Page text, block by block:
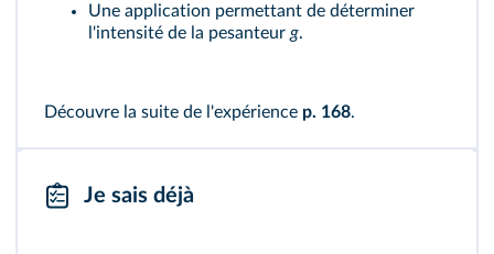
Une application permettant de déterminer
l'intensité de la pesanteur g.
Découvre la suite de l'expérience p. 168.
Je sais déjà